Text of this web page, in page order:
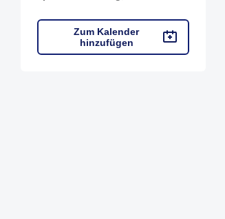
Zum Kalender
hinzufügen